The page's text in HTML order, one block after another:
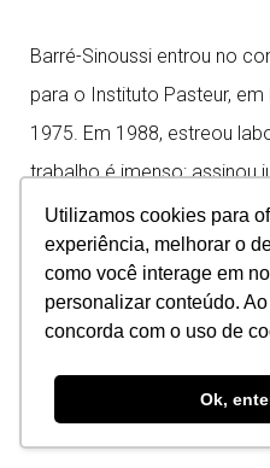
Utilizamos cookies para
experiência, melhorar o
como você interage em
personalizar conteúdo.
concorda com o uso de
Ok,
Barré-Sinoussi entrou no
para o Instituto Pasteur,
1975. Em 1988, estreou
trabalho é imenso: assinou
mais de 240 publicações
de conferências por todo o
pesquisadores, é membro
científicos e sociedades e
HIV/Aids. Desde a
Sinoussi trabalha em